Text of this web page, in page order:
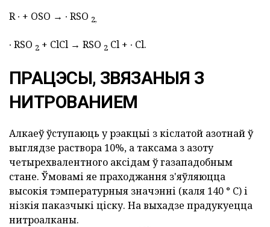
R ∙ + OSO → ∙ RSO 2,
∙ RSO 2 + ClCl → RSO 2 Cl + ∙ Cl.
ПРАЦЭСЫ, ЗВЯЗАНЫЯ З
НИТРОВАНИЕМ
Алкаеў ўступаюць у рэакцыі з кіслатой азотнай ў
выглядзе раствора 10%, а таксама з азоту
четырехвалентного аксідам ў газападобным
стане. Ўмовамі яе праходжання з'яўляюцца
высокія тэмпературныя значэнні (каля 140 ° C) і
нізкія паказчыкі ціску. На выхадзе прадукуецца
нитроалканы.